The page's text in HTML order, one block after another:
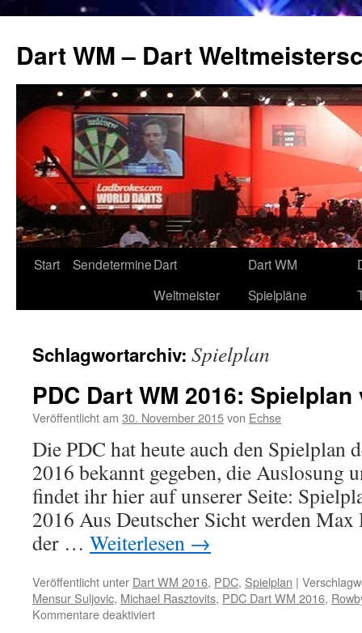
springen
Dart WM – Dart
Start SendetermineDart
Weltmeister
Dart WM
Spielpläne
Schlagwortarchiv: Spielplan
PDC Dart WM 2016:
Veröffentlicht am 30. November 2015von Echse
Die PDC hat heute auch den Spielplan
2016 bekannt gegeben, die Auslosung
findet ihr hier auf unserer Seite:
2016 Aus Deutscher Sicht werden
der … Weiterlesen →
Veröffentlicht unter Dart WM 2016, PDC, Spielplan |
Mensur Suljovic, Michael Rasztovits, PDC Dart WM 2016,
Kommentare deaktiviertfür